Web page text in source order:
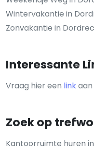
Wintervakantie in
Zonvakantie in
Interessante
Vraag hier een link
Zoek op
Kantoorruimte huren